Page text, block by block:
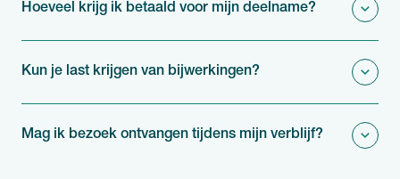
Hoeveel krijg ik betaald voor mijn deelname?
Kun je last krijgen van bijwerkingen?
Mag ik bezoek ontvangen tijdens mijn verblijf?